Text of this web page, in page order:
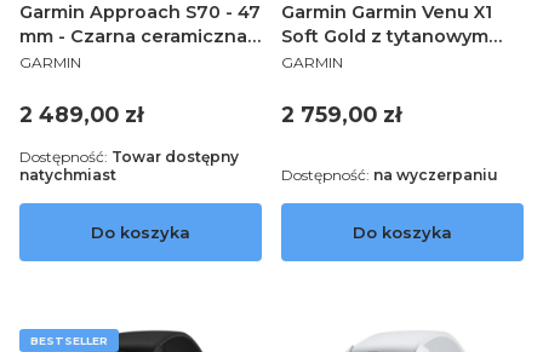
Garmin Approach S70 - 47
mm - Czarna ceramiczna
ramka i czarna silikonowa
PRODUCENT
GARMIN
Cena
2 489,00 zł
Do koszyka
Dostępność: Towar dostępny
natychmiast
Garmin Garmin Venu X1
Soft Gold z tytanowym
tyłem i nylonowym
French Gray [010-02980-
PRODUCENT
GARMIN
Cena
2 759,00 zł
Do koszyka
Dostępność: na wyczerpaniu
BESTSELLER